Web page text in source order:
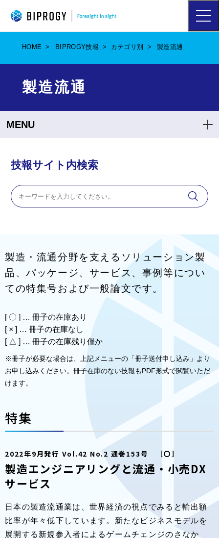
ハ
ン
ー
HOME BIPROGY技報 カテゴリ別 製造流通
製造流通
MENU
技報サイト内検索
製造・流通分野を支えるソリューション製
品、パッケージ、サービス、事例等につい
ての特集号および一般論文です。
[ 〇 ] … 冊子の在庫あり
[ × ] … 冊子の在庫なし
[ △ ] … 冊子の在庫残り僅か
※冊子が必要な場合は、上記メニューの「冊子送付申し込み」より
お申し込みください。冊子在庫のない技報もPDF形式で閲覧いただ
けます。
特集
2022年9月発行 Vol.42 No.2 通巻153号 ［〇］
製造エンジニアリングと流通・小売DX
サービス
日本の製造流通業は、世界経済の視点でみると輸出額
比率が年々低下しています。新たなビジネスモデルを
展開する新規参入者によるゲームチェンジのさなか